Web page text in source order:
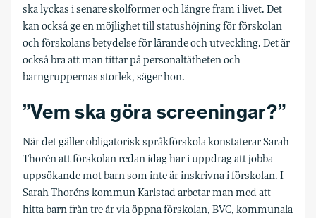
ska lyckas i senare skolformer och längre fram i livet. Det
kan också ge en möjlighet till statushöjning för förskolan
och förskolans betydelse för lärande och utveckling. Det är
också bra att man tittar på personaltätheten och
barngruppernas storlek, säger hon.
”Vem ska göra screeningar?”
När det gäller obligatorisk språkförskola konstaterar Sarah
Thorén att förskolan redan idag har i uppdrag att jobba
uppsökande mot barn som inte är inskrivna i förskolan. I
Sarah Thoréns kommun Karlstad arbetar man med att
hitta barn från tre år via öppna förskolan, BVC, kommunala